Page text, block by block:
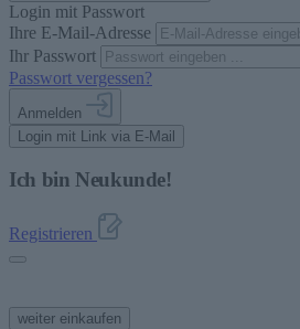
Login mit Passwort
Ihre E-Mail-Adresse
Ihr Passwort
Passwort vergessen?
Anmelden
Login mit Link via E-Mail
Ich bin Neukunde!
Registrieren
weiter einkaufen